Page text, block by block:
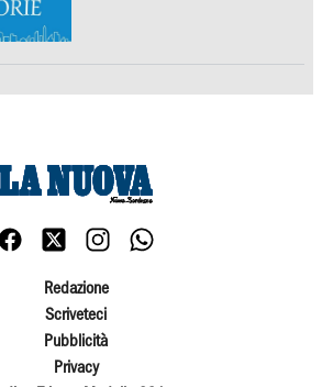
Redazione
Scriveteci
Pubblicità
Privacy